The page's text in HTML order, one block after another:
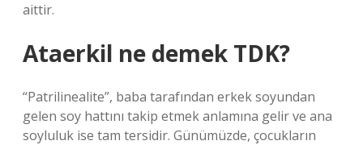
aittir.
Ataerkil ne demek TDK?
“Patrilinealite”, baba tarafından erkek soyundan
gelen soy hattını takip etmek anlamına gelir ve ana
soyluluk ise tam tersidir. Günümüzde, çocukların